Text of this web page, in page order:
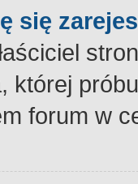
się
której
forum w